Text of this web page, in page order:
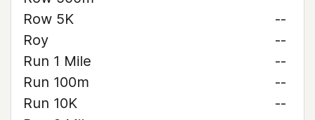
Row 5K
--
Roy
--
Run 1 Mile
--
Run 100m
--
Run 10K
--